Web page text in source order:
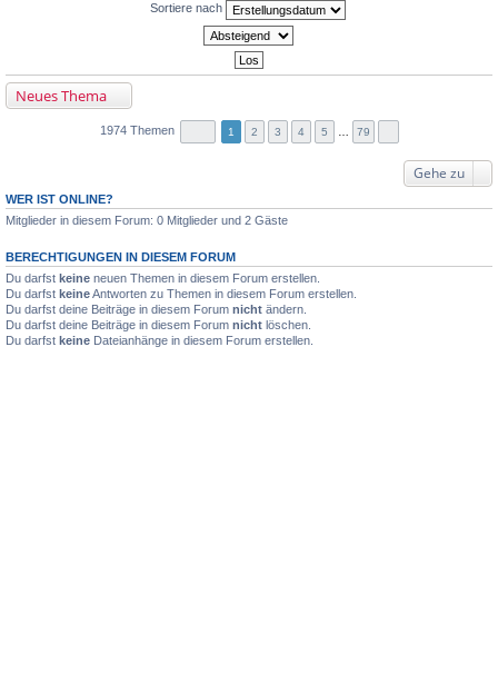
Sortiere nach
Neues Thema
1974 Themen 1 2 3 4 5 79
Gehe zu
WER IST ONLINE?
Mitglieder in diesem Forum: 0 Mitglieder und 2 Gäste
BERECHTIGUNGEN IN DIESEM FORUM
Du darfst keine neuen Themen in diesem Forum erstellen.
Du darfst keineAntworten zu Themen in diesem Forum erstellen.
Du darfst deine Beiträge in diesem Forum nicht ändern.
Du darfst deine Beiträge in diesem Forum nicht löschen.
Du darfst keine Dateianhänge in diesem Forum erstellen.